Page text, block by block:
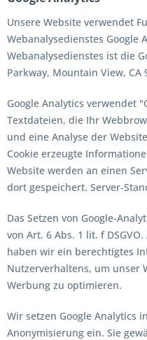
Unsere Website verwendet
Webanalysedienstes Google
Webanalysedienstes ist die
Parkway, Mountain View, CA
Google Analytics verwendet
Textdateien, die Ihr
und eine Analyse der
Cookie erzeugte
Website werden an einen
dort gespeichert. Server-
Das Setzen von Google-
von Art. 6 Abs. 1 lit. f
haben wir ein berechtigtes
Nutzerverhaltens, um unser
Werbung zu optimieren.
Wir setzen Google Analytics
Anonymisierung ein. Sie